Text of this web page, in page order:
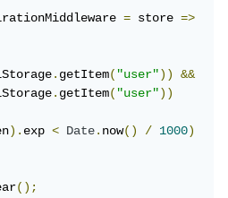
= store =>
.getItem("user"))
&&
.getItem("user"))
).exp < Date.now() / 1000)
();